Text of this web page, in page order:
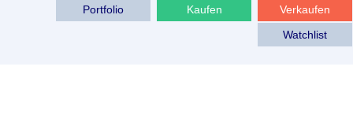
Verkaufen
Kaufen
Portfolio
Watchlist